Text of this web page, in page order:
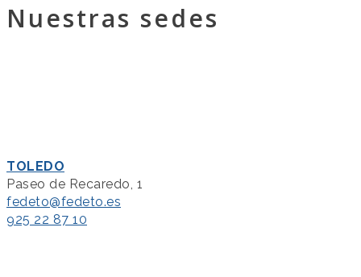
Nuestras sedes
TOLEDO
Paseo de Recaredo, 1
fedeto@fedeto.es
925 22 87 10